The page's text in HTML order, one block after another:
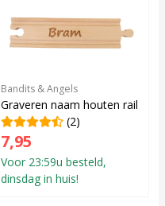
Bandits & Angels
Graveren naam houten rail
(2)
7,95
Voor 23:59u besteld,
dinsdag in huis!